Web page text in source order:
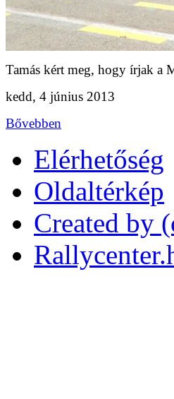
Tamás kért meg, hogy írjak a
kedd, 4 június 2013
Bővebben
Elérhetőség
Oldaltérkép
Created by